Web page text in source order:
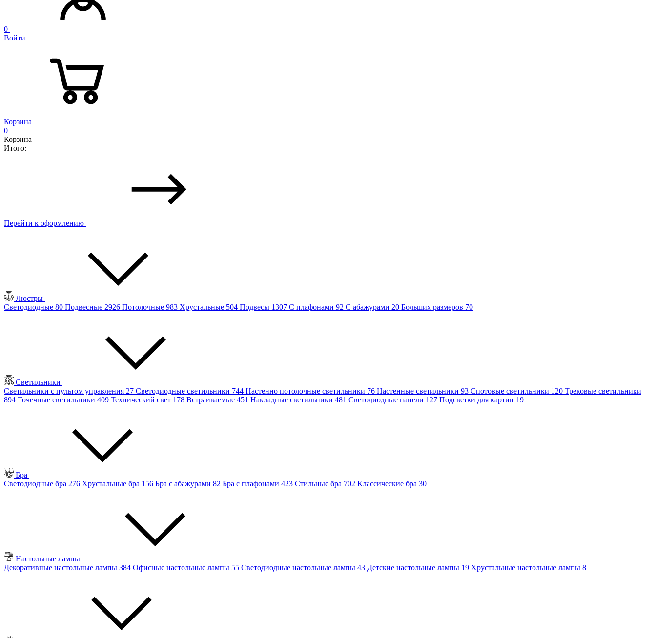
0
Войти
Корзина
0
Корзина
Итого:
Перейти к оформлению
Люстры
Светодиодные 80 Подвесные 2926 Потолочные 983 Хрустальные 504 Подвесы 1307 С плафонами 92 С абажурами 20 Больших размеров 70
Светильники
Светильники с пультом управления 27 Светодиодные светильники 744 Настенно потолочные светильники 76 Настенные светильники 93 Спотовые светильники 120 Трековые светильники
894 Точечные светильники 409 Технический свет 178 Встраиваемые 451 Накладные светильники 481 Светодиодные панели 127 Подсветки для картин 19
Бра
Светодиодные бра 276 Хрустальные бра 156 Бра с абажурами 82 Бра с плафонами 423 Стильные бра 702 Классические бра 30
Настольные лампы
Декоративные настольные лампы 384 Офисные настольные лампы 55 Светодиодные настольные лампы 43 Детские настольные лампы 19 Хрустальные настольные лампы 8